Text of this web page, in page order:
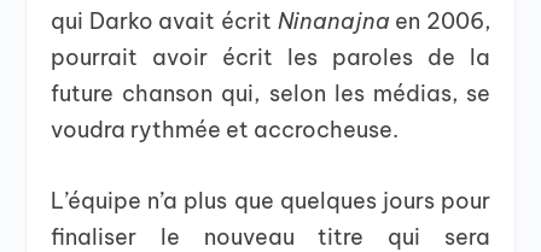
qui Darko avait écrit Ninanajna en 2006,
pourrait avoir écrit les paroles de la
future chanson qui, selon les médias, se
voudra rythmée et accrocheuse.
L’équipe n’a plus que quelques jours pour
finaliser le nouveau titre qui sera